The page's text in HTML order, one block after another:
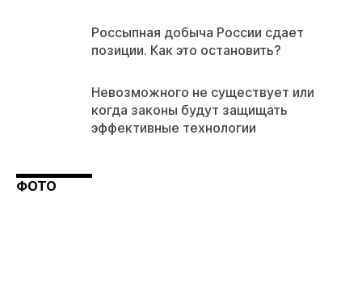
Россыпная добыча России сдает
позиции. Как это остановить?
Невозможного не существует или
когда законы будут защищать
эффективные технологии
ФОТО